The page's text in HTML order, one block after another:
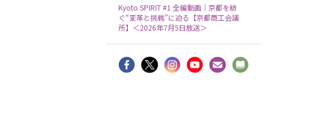
Kyoto SPIRIT #1 全編動画｜京都を紡
ぐ“変革と挑戦”に迫る【京都商工会議
所】＜2026年7月5日放送＞